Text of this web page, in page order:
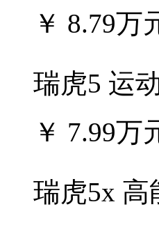
￥ 8.79万
瑞虎5 运
￥ 7.99万
瑞虎5x 高